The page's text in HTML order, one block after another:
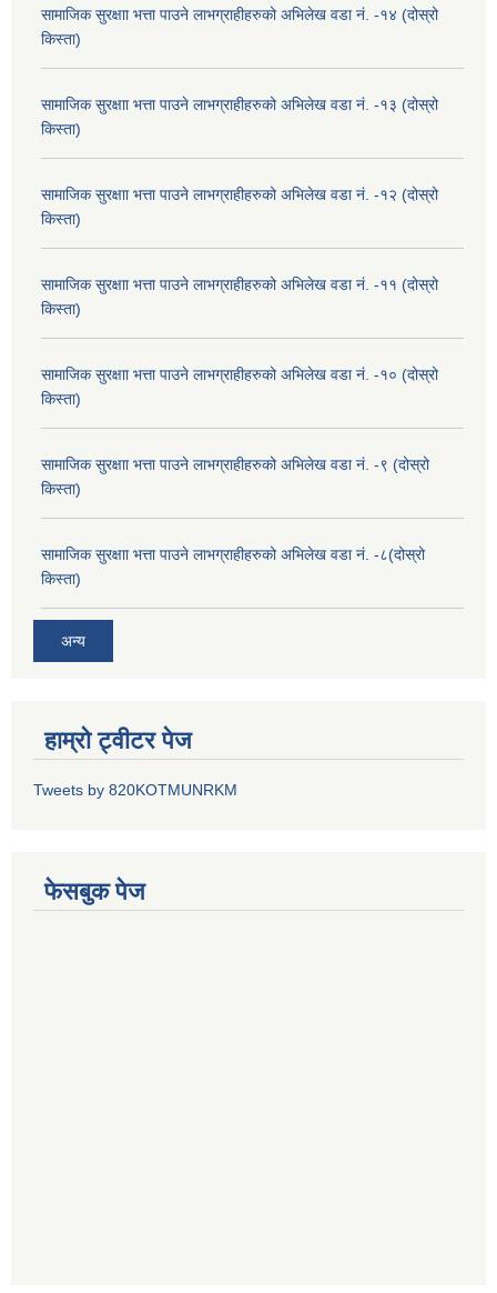
सामाजिक सुरक्षाा भत्ता पाउने लाभग्राहीहरुको अभिलेख वडा नं. -१४ (दोस्रो
किस्ता)
सामाजिक सुरक्षाा भत्ता पाउने लाभग्राहीहरुको अभिलेख वडा नं. -१३ (दोस्रो
किस्ता)
सामाजिक सुरक्षाा भत्ता पाउने लाभग्राहीहरुको अभिलेख वडा नं. -१२ (दोस्रो
किस्ता)
सामाजिक सुरक्षाा भत्ता पाउने लाभग्राहीहरुको अभिलेख वडा नं. -११ (दोस्रो
किस्ता)
सामाजिक सुरक्षाा भत्ता पाउने लाभग्राहीहरुको अभिलेख वडा नं. -१० (दोस्रो
किस्ता)
सामाजिक सुरक्षाा भत्ता पाउने लाभग्राहीहरुको अभिलेख वडा नं. -९ (दोस्रो
किस्ता)
सामाजिक सुरक्षाा भत्ता पाउने लाभग्राहीहरुको अभिलेख वडा नं. -८(दोस्रो
किस्ता)
अन्य
हाम्रो ट्वीटर पेज
Tweets by 820KOTMUNRKM
फेसबुक पेज